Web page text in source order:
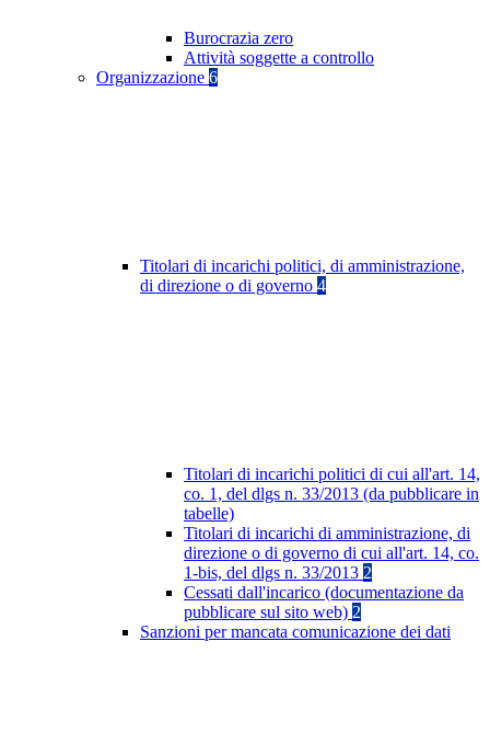
Burocrazia zero
Attività soggette a controllo
Organizzazione 6
Titolari di incarichi politici, di amministrazione,
di direzione o di governo 4
Titolari di incarichi politici di cui all'art. 14,
co. 1, del dlgs n. 33/2013 (da pubblicare in
tabelle)
Titolari di incarichi di amministrazione, di
direzione o di governo di cui all'art. 14, co.
1-bis, del dlgs n. 33/2013 2
Cessati dall'incarico (documentazione da
pubblicare sul sito web) 2
Sanzioni per mancata comunicazione dei dati